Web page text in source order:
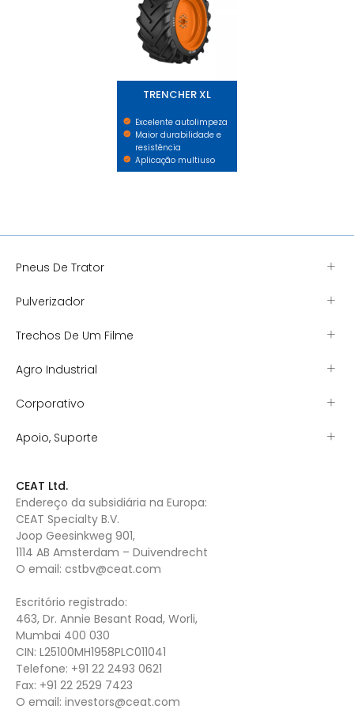
TRENCHER XL
Excelente autolimpeza
Maior durabilidade e
resistência
Aplicação multiuso
Pneus De Trator
Pulverizador
Trechos De Um Filme
Agro Industrial
Corporativo
Apoio, Suporte
CEAT Ltd.
Endereço da subsidiária na Europa:
CEAT Specialty B.V.
Joop Geesinkweg 901,
1114 AB Amsterdam – Duivendrecht
O email: cstbv@ceat.com
Escritório registrado:
463, Dr. Annie Besant Road, Worli,
Mumbai 400 030
CIN: L25100MH1958PLC011041
Telefone: +91 22 2493 0621
Fax: +91 22 2529 7423
O email: investors@ceat.com